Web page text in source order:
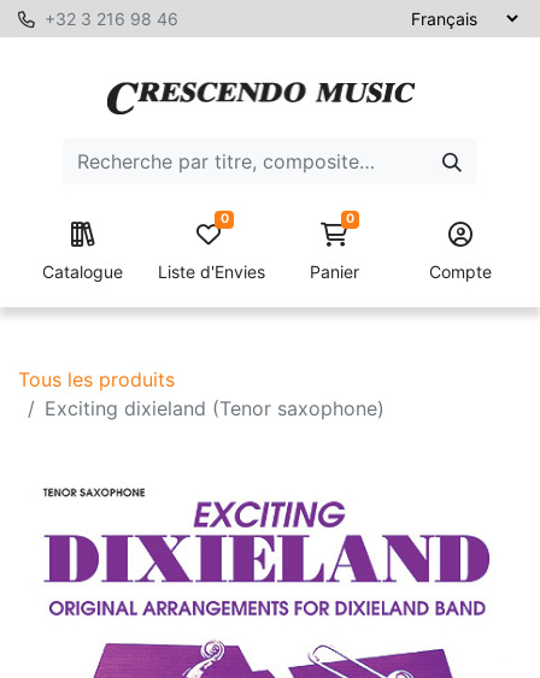
+32 3 216 98 46
Catalogue Liste d'Envies
0 0
Panier Compte
Tous les produits
Exciting dixieland (Tenor saxophone)